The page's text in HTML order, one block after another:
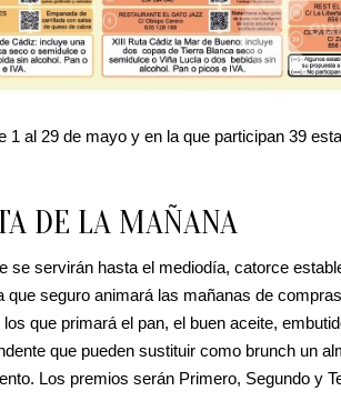
1 al 29 de mayo y en la que participan 39
DE LA MAÑANA
se servirán hasta el mediodía, catorce
seguro animará las mañanas de
que primará el pan, el buen aceite,
que pueden sustituir como brunch un
Los premios serán Primero, Segundo y